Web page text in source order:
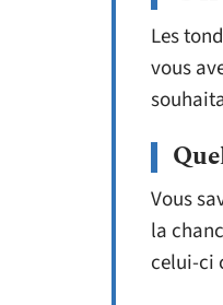
Les
vous
Vous
la
celui-ci